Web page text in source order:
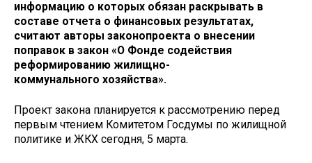
информацию о которых обязан раскрывать в
составе отчета о финансовых результатах,
считают авторы законопроекта о внесении
поправок в закон «О Фонде содействия
реформированию жилищно-
коммунального хозяйства».
Проект закона планируется к рассмотрению перед
первым чтением Комитетом Госдумы по жилищной
политике и ЖКХ сегодня, 5 марта.